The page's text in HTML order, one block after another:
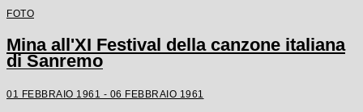
FOTO
Mina all'XI Festival della canzone italiana
di Sanremo
01 FEBBRAIO 1961 - 06 FEBBRAIO 1961